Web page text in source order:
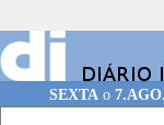
SEXTA o